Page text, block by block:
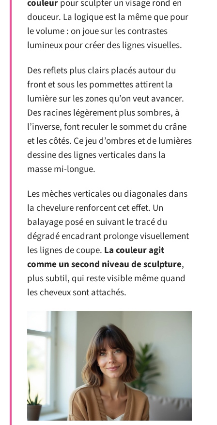
couleurpour sculpter un visage rond en
douceur. La logique est la même que pour
le volume : on joue sur les contrastes
lumineux pour créer des lignes visuelles.
Des reflets plus clairs placés autour du
front et sous les pommettes attirent la
lumière sur les zones qu’on veut avancer.
Des racines légèrement plus sombres, à
l’inverse, font reculer le sommet du crâne
et les côtés. Ce jeu d’ombres et de lumières
dessine des lignes verticales dans la
masse mi-longue.
Les mèches verticales ou diagonales dans
la chevelure renforcent cet effet. Un
balayage posé en suivant le tracé du
dégradé encadrant prolonge visuellement
les lignes de coupe. La couleur agit
comme un second niveau de sculpture,
plus subtil, qui reste visible même quand
les cheveux sont attachés.